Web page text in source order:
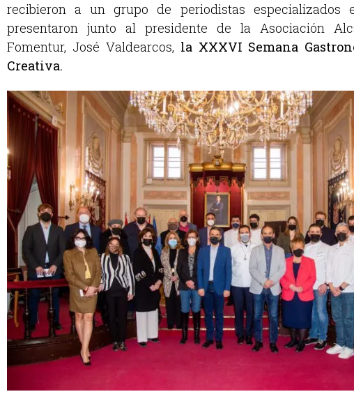
recibieron a un grupo de periodistas especializados
presentaron junto al presidente de la Asociación
Fomentur, José Valdearcos, la XXXVI Semana
Creativa.